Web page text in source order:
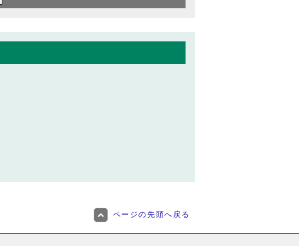
ページの先頭へ戻る